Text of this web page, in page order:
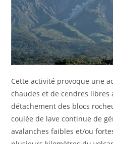
Cette activité provoque une
chaudes et de cendres libres
détachement des blocs
coulée de lave continue de
avalanches faibles et/ou